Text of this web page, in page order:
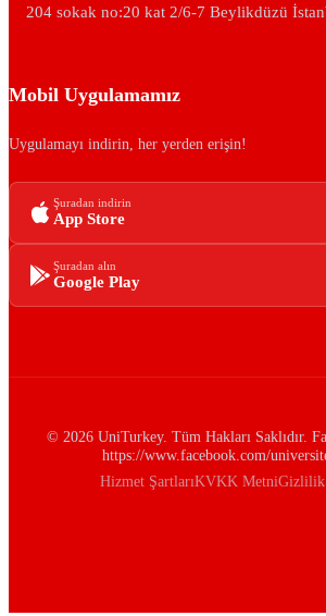
204 sokak no:20 kat 2/6-7 Beylikdüzü
Mobil Uygulamamız
Uygulamayı indirin, her yerden erişin!
Şuradan indirin
App Store
Şuradan alın
Google Play
© 2026 UniTurkey. Tüm Hakları Saklıdır.
https://www.facebook.com/
Hizmet ŞartlarıKVKK MetniGizlilik